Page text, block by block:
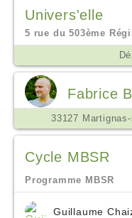
Univers'elle
5 rue du 503ème
Fabrice
33127
Cycle MBSR
Programme MBSR
Guillaume